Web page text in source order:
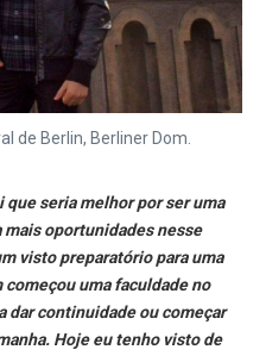
de Berlin, Berliner Dom.
que seria melhor por ser uma
oportunidades nesse
visto preparatório para uma
começou uma faculdade no
dar continuidade ou começar
Hoje eu tenho visto de